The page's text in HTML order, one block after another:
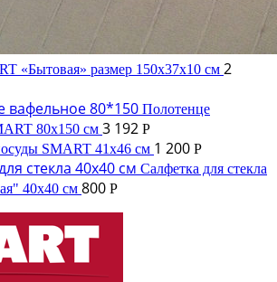
«Бытовая» размер 150х37х10 см 2
Полотенце
80x150 см 3 192 Р
SMART 41х46 см 1 200 Р
Салфетка для стекла
40х40 см 800 Р